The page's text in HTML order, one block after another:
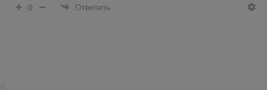
0
Ответить